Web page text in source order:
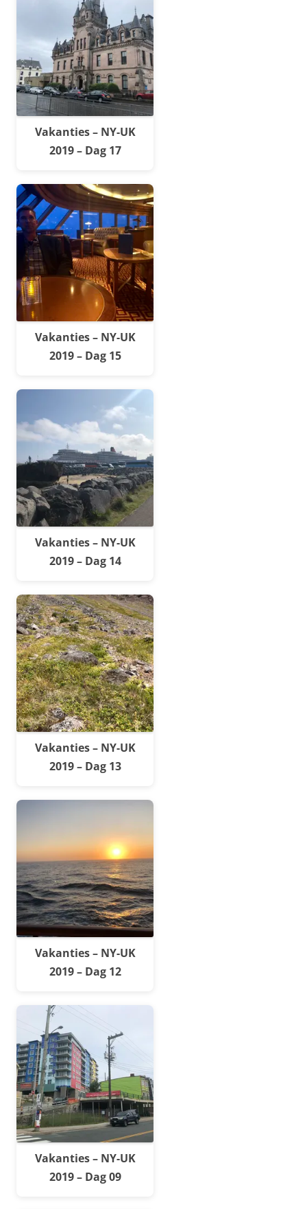
Vakanties – NY-UK
2019 – Dag 17
Vakanties – NY-UK
2019 – Dag 15
Vakanties – NY-UK
2019 – Dag 14
Vakanties – NY-UK
2019 – Dag 13
Vakanties – NY-UK
2019 – Dag 12
Vakanties – NY-UK
2019 – Dag 09